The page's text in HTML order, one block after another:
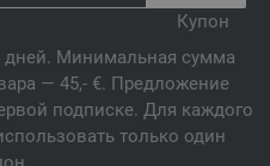
Купон
дней. Минимальная сумма
— 45,- €. Предложение
подписке. Для каждого
только один